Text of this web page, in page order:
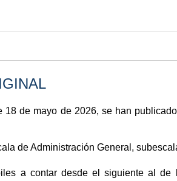
de mayo de 2026, se han
de Administración General,
a contar desde el siguiente al de